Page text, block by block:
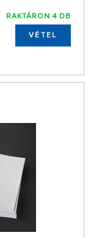
RAKTÁRON 4 DB
VÉTEL